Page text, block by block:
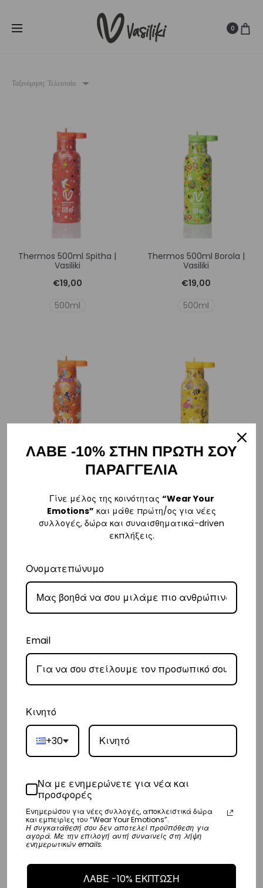
των
80€ 0
Ταξινόμηση: Τελευταία
Thermos 500ml Spitha |
Vasiliki
€19,00
500ml
Thermos 500ml Borola |
Vasiliki
€19,00
500ml
€19,00
500ml
€19,00
Thermos 500ml Blue |
Vasiliki
€19,00
500ml
500ml
ΛΑΒΕ -10% ΣΤΗΝ ΠΡΩΤΗ ΣΟΥ
ΠΑΡΑΓΓΕΛΙΑ
Γίνε μέλος της κοινότητας “Wear Your
Emotions” και μάθε πρώτη/ος για νέες
συλλογές, δώρα και συναισθηματικά-driven
εκπλήξεις.
Ονοματεπώνυμο
Email
Κινητό
+30
Να με ενημερώνετε για νέα και
προσφορές
Ενημερώσου για νέες συλλογές, αποκλειστικά δώρα
και εμπειρίες του “Wear Your Emotions”.
Η συγκατάθεσή σου δεν αποτελεί προϋπόθεση για
αγορά. Με την επιλογή αυτή συναινείς στη λήψη
ενημερωτικών emails.
ΛΑΒΕ -10% ΕΚΠΤΩΣΗ